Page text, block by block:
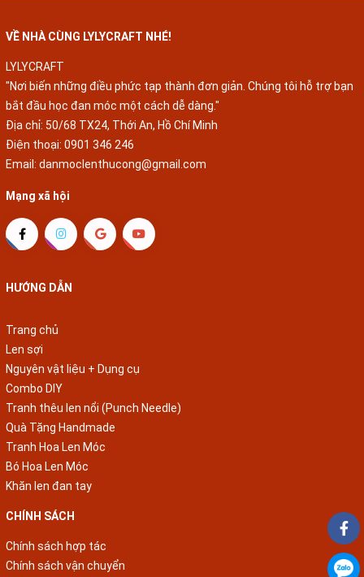
VỀ NHÀ CÙNG LYLYCRAFT NHÉ!
LYLYCRAFT
"Nơi biến những điều phức tạp thành đơn giản. Chúng tôi hỗ trợ bạn
bắt đầu học đan móc một cách dễ dàng."
Địa chỉ: 50/68 TX24, Thới An, Hồ Chí Minh
Điện thoại: 0901 346 246
Email: danmoclenthucong@gmail.com
Mạng xã hội
HƯỚNG DẪN
Trang chủ
Len sợi
Nguyên vật liệu + Dụng cụ
Combo DIY
Tranh thêu len nổi (Punch Needle)
Quà Tặng Handmade
Tranh Hoa Len Móc
Bó Hoa Len Móc
Khăn len đan tay
CHÍNH SÁCH
Chính sách hợp tác
Chính sách vận chuyển